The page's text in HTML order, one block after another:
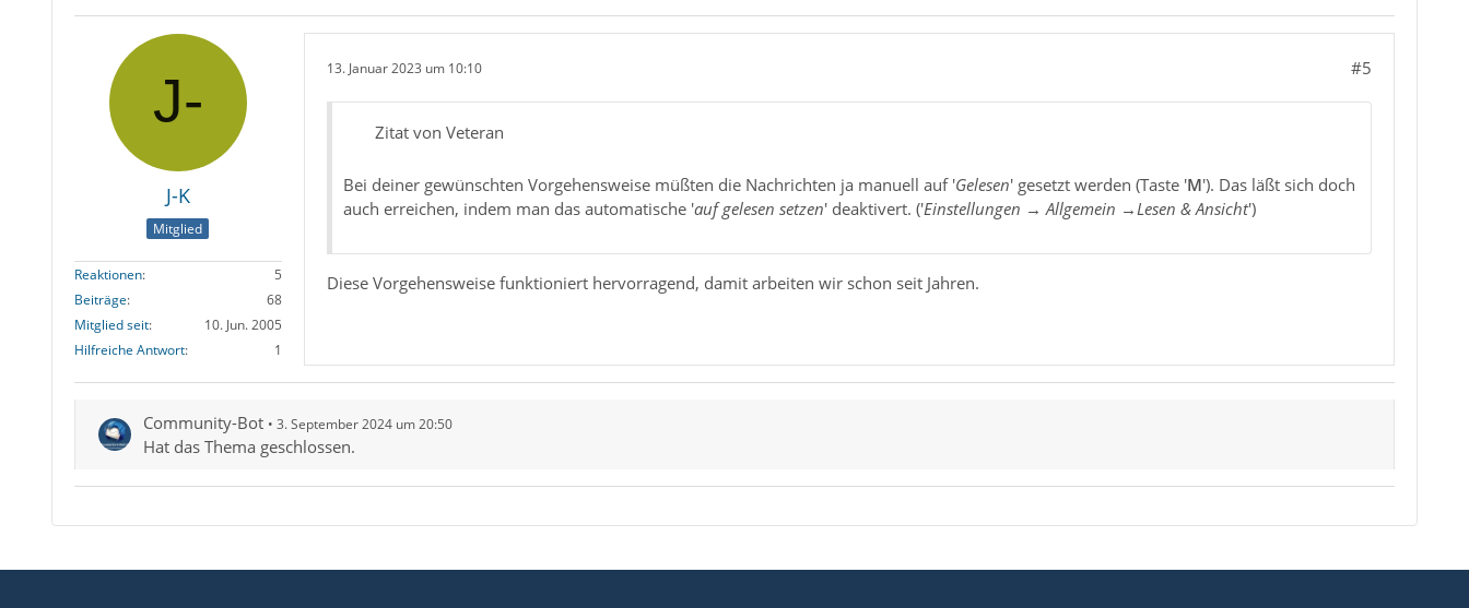
J-K
Mitglied
Reaktionen
5
Beiträge
68
Mitglied seit
10. Jun. 2005
Hilfreiche Antwort
1
13. Januar 2023 um 10:10 #5
Zitat von Veteran
Bei deiner gewünschten Vorgehensweise müßten die Nachrichten ja manuell auf 'Gelesen' gesetzt werden (Taste 'M'). Das läßt sich doch
auch erreichen, indem man das automatische 'auf gelesen setzen' deaktivert. ('Einstellungen → Allgemein →Lesen & Ansicht')
Diese Vorgehensweise funktioniert hervorragend, damit arbeiten wir schon seit Jahren.
Community-Bot 3. September 2024 um 20:50
Hat das Thema geschlossen.